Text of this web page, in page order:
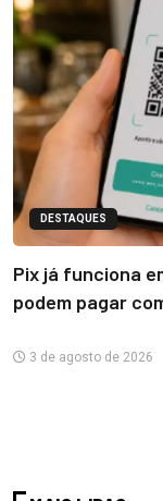
DESTAQUES
Pix já funciona
podem pagar
3 de agosto de 2026